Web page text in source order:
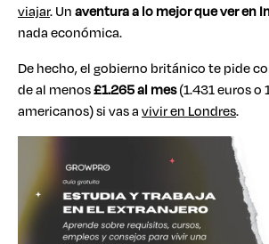
viajar. Unaventura a lo mejor que ver en
nada económica.
De hecho, el gobierno británico te pide
de al menos£1.265 al mes(1.431 euros o
americanos) si vas avivir en Londres.